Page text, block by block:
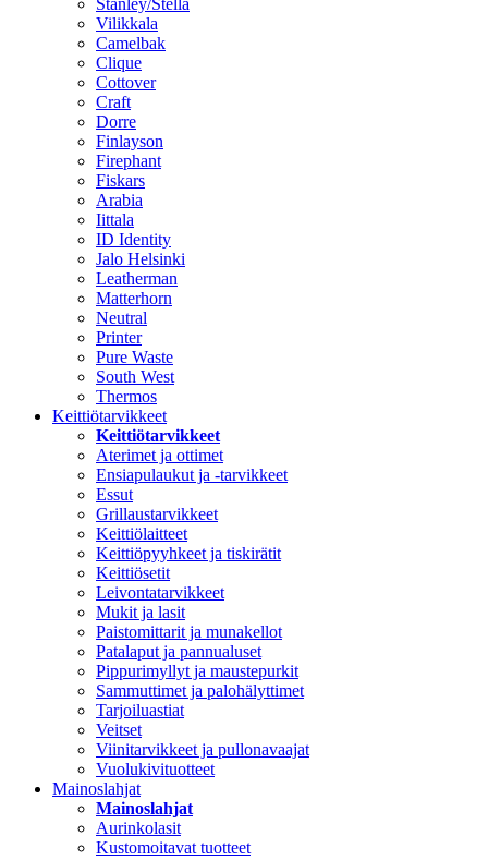
Stanley/Stella
Vilikkala
Camelbak
Clique
Cottover
Craft
Dorre
Finlayson
Firephant
Fiskars
Arabia
Iittala
ID Identity
Jalo Helsinki
Leatherman
Matterhorn
Neutral
Printer
Pure Waste
South West
Thermos
Keittiötarvikkeet
Keittiötarvikkeet
Aterimet ja ottimet
Ensiapulaukut ja -tarvikkeet
Essut
Grillaustarvikkeet
Keittiölaitteet
Keittiöpyyhkeet ja tiskirätit
Keittiösetit
Leivontatarvikkeet
Mukit ja lasit
Paistomittarit ja munakellot
Patalaput ja pannualuset
Pippurimyllyt ja maustepurkit
Sammuttimet ja palohälyttimet
Tarjoiluastiat
Veitset
Viinitarvikkeet ja pullonavaajat
Vuolukivituotteet
Mainoslahjat
Mainoslahjat
Aurinkolasit
Kustomoitavat tuotteet